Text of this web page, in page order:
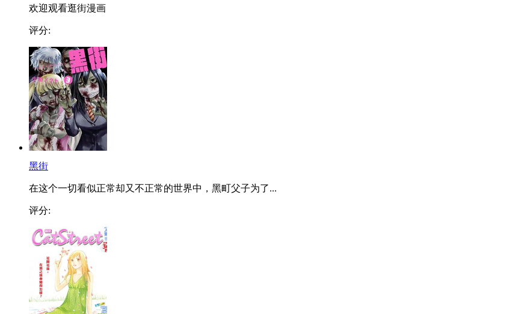
欢迎观看逛街漫画
评分:
黑街
在这个一切看似正常却又不正常的世界中，黑町父子为了...
评分: